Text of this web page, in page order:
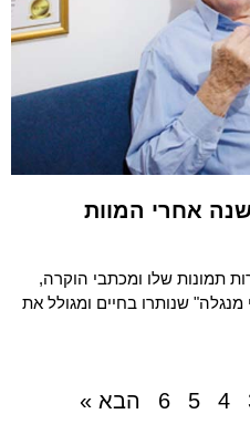
אחרי המוות
תמונות שלו ומכתבי הוקרה,
מנגלה" שנותרו בחיים ומגולל את
4
5
6 הבא »